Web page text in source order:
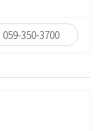
059-350-3700